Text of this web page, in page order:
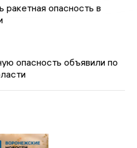
ракетная опасность в
опасность объявили по